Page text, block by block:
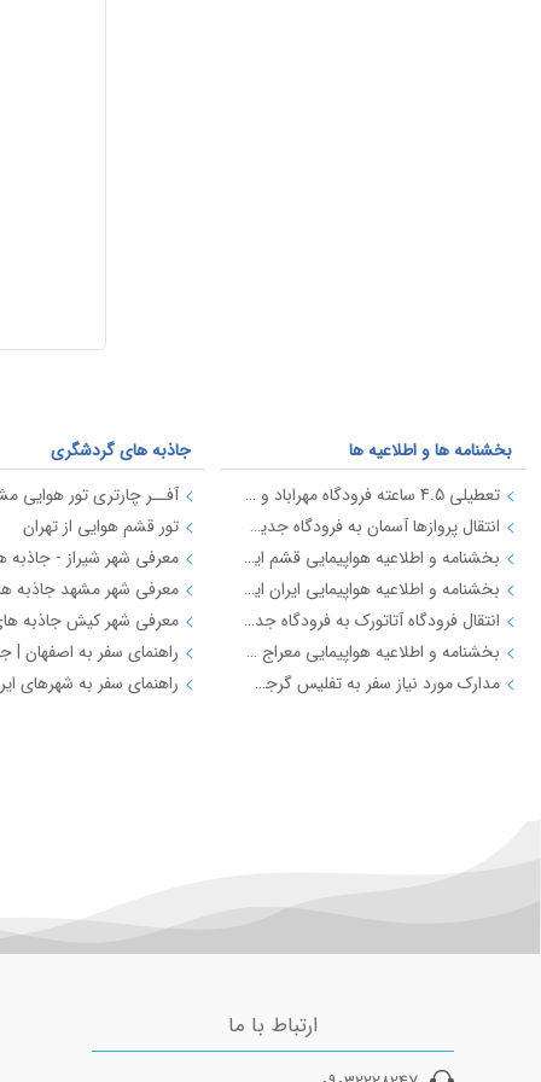
بخشنامه ها و اطلاعیه ها
تعطیلی 4.5 ساعته فرودگاه مهراباد و امام خمینی ره در روز ارتش 29 فروردین
انتقال پروازها آسمان به فرودگاه جدید استانبول از تاریخ 18 فروردین 98
بخشنامه و اطلاعیه هواپیمایی قشم ایر درباره پرواز به فرودگاه جدید استانبول از تاریخ 18فروردین 98
بخشنامه و اطلاعیه هواپیمایی ایران ایر درباره فرودگاه جدید شهر استانبول IR2712
انتقال فرودگاه آتاتورک به فرودگاه جدید استانبول
بخشنامه و اطلاعیه هواپیمایی معراج درباره پرواز به فرودگاه جدید استانبول از تاریخ 18فروردین 98 JI4740-4
مدارک مورد نیاز سفر به تفلیس گرجستان
جاذبه های گردشگری
آفــر چارتری تور هوایی
تور قشم هوایی از تهران
تور چارتر و ارزان مشهد از تهران ویژه 29 شهریور
تور ارزان مشهد از تهران
ارتباط با ما